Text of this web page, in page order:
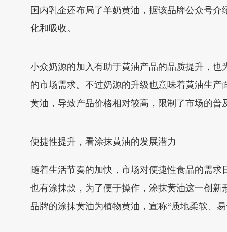
国内乳企还布局了羊奶黄油，据该品牌公众号
化和吸收。
小众奶源的加入有助于黄油产品的品质提升，
的市场需求。不过奶源的升级也意味着黄油生
黄油，导致产品价格相对较高，限制了市场的
便捷性提升，看涂抹黄油的发展潜力
随着生活节奏的加快，市场对便捷性食品的需
也有涂抹款，为了便于操作，涂抹黄油这一创
品牌的涂抹黄油为植物黄油，宣称“质地柔软、